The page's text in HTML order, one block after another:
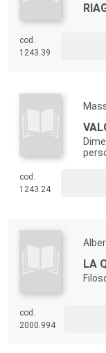
cod.
1243.39
cod.
1243.24
LA
cod.
2000.994